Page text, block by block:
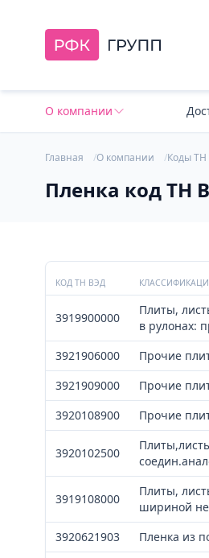
О компании
Главная О компании Коды
Пленка код ТН
КОД ТН ВЭД
3919900000
Плиты,
в рулонах:
3921906000
Прочие
3921909000
Прочие
3920108900
Прочие
3920102500
3919108000
Плиты,
шириной
3920621903
Пленка из